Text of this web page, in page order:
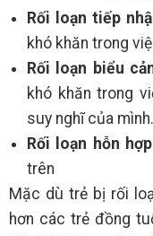
Rối loạn tiếp
khó khăn trong
Rối loạn biểu
khó khăn trong
suy nghĩ của mình.
Rối loạn hỗn hợp
trên
Mặc dù trẻ bị rối
hơn các trẻ đồng